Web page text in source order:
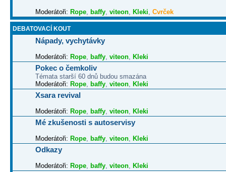
Moderátoři: Rope, baffy, viteon, Kleki, Cvrček
DEBATOVACÍ KOUT
Nápady, vychytávky
Moderátoři: Rope, baffy, viteon, Kleki
Pokec o čemkoliv
Témata starší 60 dnů budou smazána
Moderátoři: Rope, baffy, viteon, Kleki
Xsara revival
Moderátoři: Rope, baffy, viteon, Kleki
Mé zkušenosti s autoservisy
Moderátoři: Rope, baffy, viteon, Kleki
Odkazy
Moderátoři: Rope, baffy, viteon, Kleki